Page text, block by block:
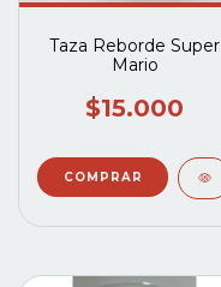
Taza Reborde Super
Mario
$15.000